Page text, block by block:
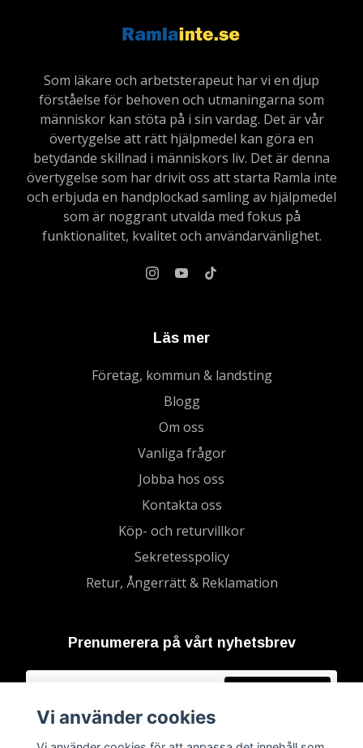
Som läkare och arbetsterapeut har vi en djup
förståelse för behoven och utmaningarna som
människor kan stöta på i sin vardag. Det är vår
övertygelse att rätt hjälpmedel kan göra en
betydande skillnad i människors liv. Det är denna
övertygelse som har drivit oss att starta Ramla inte
och erbjuda en handplockad samling av hjälpmedel
som är noggrant utvalda med fokus på
funktionalitet, kvalitet och användarvänlighet.
Läs mer
Företag, kommun & landsting
Blogg
Om oss
Vanliga frågor
Jobba hos oss
Kontakta oss
Köp- och returvillkor
Sekretesspolicy
Retur, Ångerrätt & Reklamation
Prenumerera på vårt nyhetsbrev
Vi använder cookies